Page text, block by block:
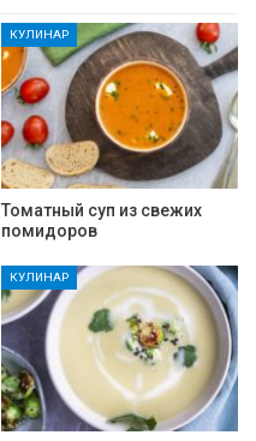
КУЛИНАР
Томатный суп из свежих
помидоров
КУЛИНАР